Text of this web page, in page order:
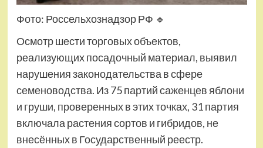
Фото: Россельхознадзор РФ 🔹
Осмотр шести торговых объектов,
реализующих посадочный материал, выявил
нарушения законодательства в сфере
семеноводства. Из 75 партий саженцев яблони
и груши, проверенных в этих точках, 31 партия
включала растения сортов и гибридов, не
внесённых в Государственный реестр.